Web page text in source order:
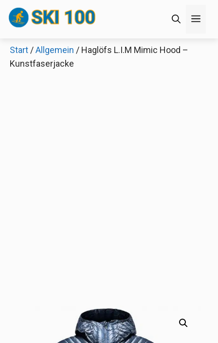
Zum
Inhalt
Start /Allgemein / Haglöfs L.I.M Mimic Hood –
KunstfaserjackeDecathlon Sale